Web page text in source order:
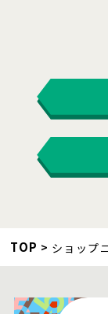
TOP ショップ